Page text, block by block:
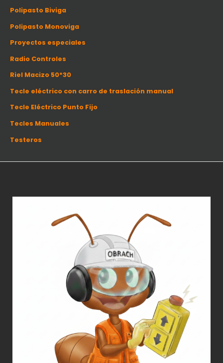
Polipasto Biviga
Polipasto Monoviga
Proyectos especiales
Radio Controles
Riel Macizo 50*30
Tecle eléctrico con carro de traslación manual
Tecle Eléctrico Punto Fijo
Tecles Manuales
Testeros